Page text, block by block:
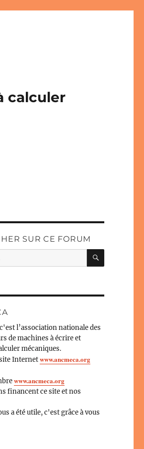
calculer
SUR CE FORUM
l’association nationale des
de machines à écrire et
mécaniques.
Internetwww.ancmeca.org
www.ancmeca.org
financent ce site et nos
a été utile, c'est grâce à vous